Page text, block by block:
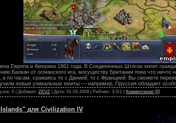
Европа и Америка 1861 года. В Соединенных Штатах кипит
Балкан от османского ига, могуществу Британии пока что
а по часам, сражаясь то с Данией, то с Францией. Вы сможете
новые уникальные юниты — например, Пруссия обладает
0 | Добавил: ZEVZ | Дата: 01.03.2009 | Рейтинг: 3.0/1 | Комментарии (0)
для Civilization IV